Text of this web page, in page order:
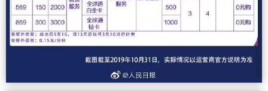
13万）个，但这还只是初始阶段的基站数量，毕竟3
G/4G基站数量为479万个，而设定的5G基站会是4
G的5倍。 我们知道4G网络不会在短期内被淘汰，
促进升级都不可能在那么短的时间推出正式套餐。
那么我们这个时候官宣5G商用算不算太慢呢？ 根据